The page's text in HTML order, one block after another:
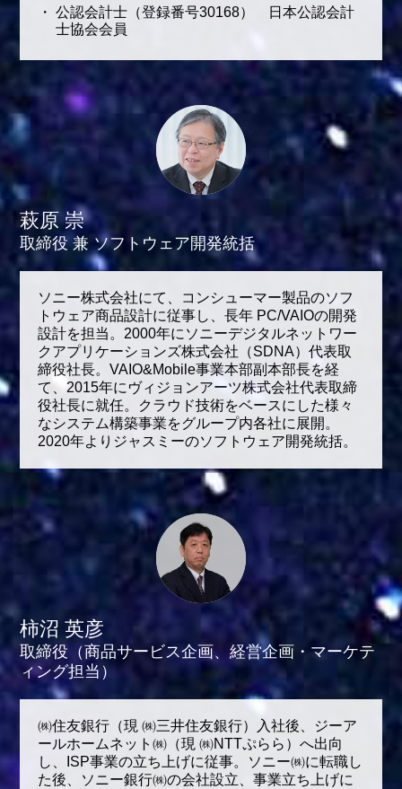
公認会計士（登録番号30168） 日本公認会計
士協会会員
萩原 崇
取締役 兼 ソフトウェア開発統括
ソニー株式会社にて、コンシューマー製品のソフ
トウェア商品設計に従事し、長年 PC/VAIOの開発
設計を担当。2000年にソニーデジタルネットワー
クアプリケーションズ株式会社（SDNA）代表取
締役社長。VAIO&Mobile事業本部副本部長を経
て、2015年にヴィジョンアーツ株式会社代表取締
役社長に就任。クラウド技術をベースにした様々
なシステム構築事業をグループ内各社に展開。
2020年よりジャスミーのソフトウェア開発統括。
柿沼 英彦
取締役（商品サービス企画、経営企画・マーケテ
ィング担当）
㈱住友銀行（現 ㈱三井住友銀行）入社後、ジーア
ールホームネット㈱（現 ㈱NTTぷらら）へ出向
し、ISP事業の立ち上げに従事。ソニー㈱に転職し
た後、ソニー銀行㈱の会社設立、事業立ち上げに